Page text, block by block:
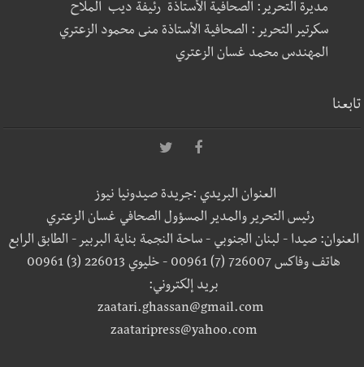
مديرة التحرير: الصحافية الأستاذة رئيفة ديب الملاح
سكرتير التحرير : الصحافية الأستاذة منى محمود الزعتري
المهندس محمد غسان الزعتري
تابعنا
العنوان البريدي :جريدة صيدونيا نيوز
رئيس التحرير والمدير المسؤول الصحافي غسان الزعتري
العنوان: صيدا - لبنان الجنوبي - ساحة النجمة بناية البربير - الطابق الرابع
هاتف وفاكس 726007 (7) 00961 - خليوي 226013 (3) 00961
بريد إلكتروني:
zaatari.ghassan@gmail.com
zaataripress@yahoo.com